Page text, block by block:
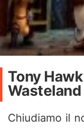
Tony
Wasteland
Chiudiamo il